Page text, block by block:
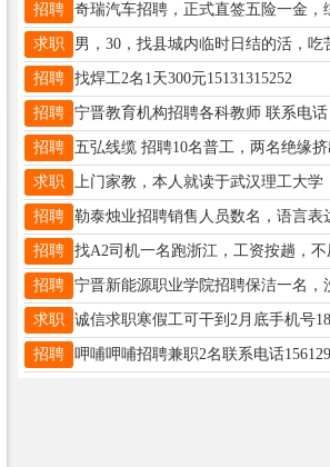
招聘
求职
招聘 找焊工2名1天300元15131315252
招聘
招聘
求职
招聘
招聘
招聘
求职
招聘 呷哺呷哺招聘兼职2名联系电话